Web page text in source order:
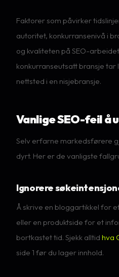
Faktorer som påvirker
autoritet, konkurransenivå i
og kvaliteten på SEO-
konkurranseutsatt bransje
nettsted i en nisjebransje.
Vanlige SEO-feil å
Selv erfarne markedsførere
dyrt. Her er de vanligste
Ignorere
Å skrive en bloggartikkel for
eller en produktside for et
bortkastet tid. Sjekk alltid hva
side 1 før du lager innhold.